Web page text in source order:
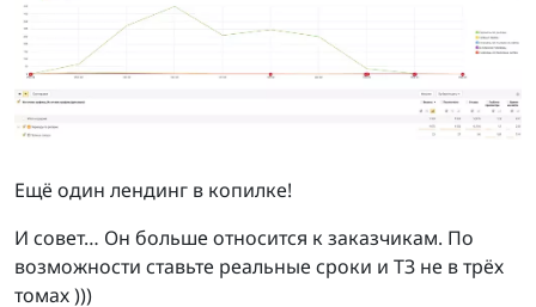
Ещё один лендинг в копилке!
И совет… Он больше относится к заказчикам. По
возможности ставьте реальные сроки и ТЗ не в трёх
томах )))